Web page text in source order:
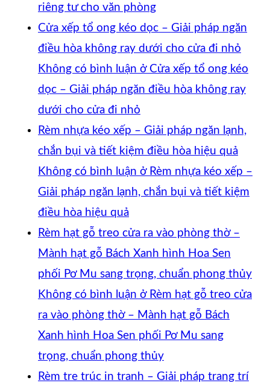
riêng tư cho văn phòng
Cửa xếp tổ ong kéo dọc – Giải pháp ngăn
điều hòa không ray dưới cho cửa đi nhỏ
Không có bình luận ở Cửa xếp tổ ong kéo
dọc – Giải pháp ngăn điều hòa không ray
dưới cho cửa đi nhỏ
Rèm nhựa kéo xếp – Giải pháp ngăn lạnh,
chắn bụi và tiết kiệm điều hòa hiệu quả
Không có bình luận ở Rèm nhựa kéo xếp –
Giải pháp ngăn lạnh, chắn bụi và tiết kiệm
điều hòa hiệu quả
Rèm hạt gỗ treo cửa ra vào phòng thờ –
Mành hạt gỗ Bách Xanh hình Hoa Sen
phối Pơ Mu sang trọng, chuẩn phong thủy
Không có bình luận ở Rèm hạt gỗ treo cửa
ra vào phòng thờ – Mành hạt gỗ Bách
Xanh hình Hoa Sen phối Pơ Mu sang
trọng, chuẩn phong thủy
Rèm tre trúc in tranh – Giải pháp trang trí